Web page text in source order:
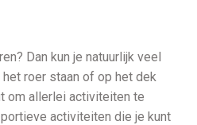
Dan kun je natuurlijk veel
roer staan of op het dek
om allerlei activiteiten te
activiteiten die je kunt